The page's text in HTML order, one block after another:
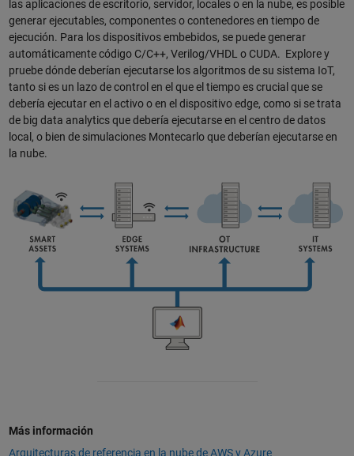
las aplicaciones de escritorio, servidor, locales o en la nube, es posible
generar ejecutables, componentes o contenedores en tiempo de
ejecución. Para los dispositivos embebidos, se puede generar
automáticamente código C/C++, Verilog/VHDL o CUDA. Explore y
pruebe dónde deberían ejecutarse los algoritmos de su sistema IoT,
tanto si es un lazo de control en el que el tiempo es crucial que se
debería ejecutar en el activo o en el dispositivo edge, como si se trata
de big data analytics que debería ejecutarse en el centro de datos
local, o bien de simulaciones Montecarlo que deberían ejecutarse en
la nube.
Más información
Arquitecturas de referencia en la nube de AWS y Azure